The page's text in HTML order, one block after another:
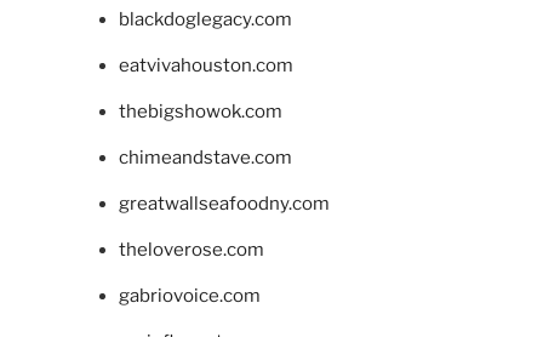
blackdoglegacy.com
eatvivahouston.com
thebigshowok.com
chimeandstave.com
greatwallseafoodny.com
theloverose.com
gabriovoice.com